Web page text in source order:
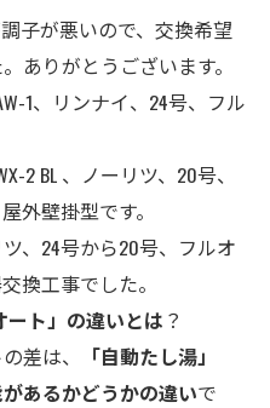
子が悪いので、交換希望
ありがとうございます。
1、リンナイ、24号、フル
2 BL 、ノーリツ、20号、
外壁掛型です。
、24号から20号、フルオ
換工事でした。
ト」の違いとは ？
差は、
「自動たし湯」
あるかどうかの違いで